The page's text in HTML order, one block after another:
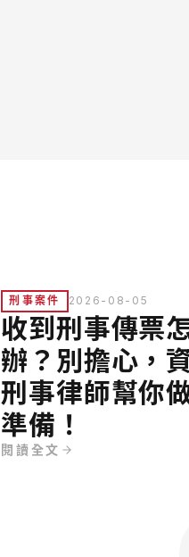
刑事案件 2026-08-05
收到刑事傳票
辦？別擔心，
刑事律師幫你
準備！
閱讀全文